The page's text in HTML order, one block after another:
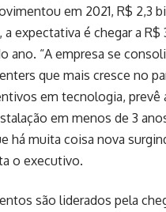
em 2021, R$ 2,3
a expectativa é chegar a
ano. “A empresa se
que mais cresce no
em tecnologia,
em menos de 3
há muita coisa nova
o executivo.
são liderados pela